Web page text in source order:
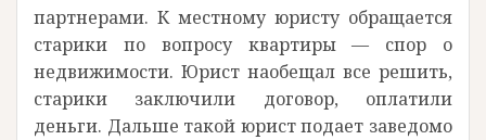
партнерами. К местному юристу обращается
старики по вопросу квартиры — спор о
недвижимости. Юрист наобещал все решить,
старики заключили договор, оплатили
деньги. Дальше такой юрист подает заведомо